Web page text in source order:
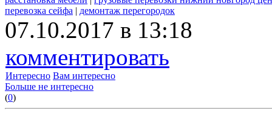
перевозка сейфа | демонтаж перегородок
07.10.2017 в 13:18
комментировать
Интересно Вам интересно
Больше не интересно
(0)